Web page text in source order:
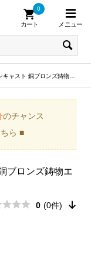
カート
0
メニュー
銅ブロンズ鋳物エンブレム IB-128
のチャンス
ら ■
ブロンズ鋳物エ
0 (0件)